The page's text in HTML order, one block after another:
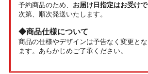
予約商品のため、 お届け日指定はお受け
次第、順次発送いたします。
◆商品仕様について
商品の仕様やデザインは予告なく変更と
ます。あらかじめご了承ください。